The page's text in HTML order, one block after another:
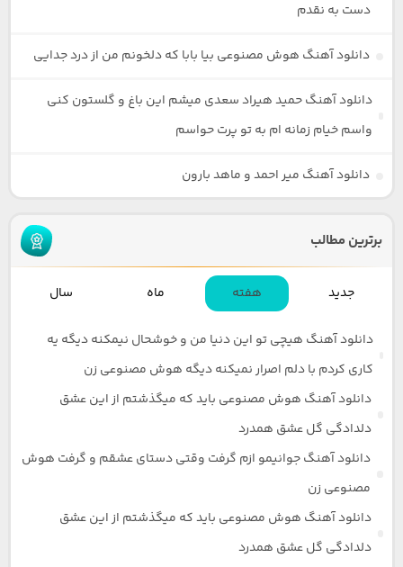
دست به نقدم
دانلود آهنگ هوش مصنوعی بیا بابا که دلخونم من از درد جدایی
دانلود آهنگ حمید هیراد سعدی میشم این باغ و گلستون کنی
واسم خیام زمانه ام به تو پرت حواسم
دانلود آهنگ میر احمد و ماهد بارون
برترین مطالب
جدید هفته ماه سال
دانلود آهنگ هیچی تو این دنیا من و خوشحال نیمکنه دیگه یه
کاری کردم با دلم اصرار نمیکنه دیگه هوش مصنوعی زن
دانلود آهنگ هوش مصنوعی باید که میگذشتم از این عشق
دلدادگی گل عشق همدرد
دانلود آهنگ جوانیمو ازم گرفت وقتی دستای عشقم و گرفت هوش
مصنوعی زن
دانلود آهنگ هوش مصنوعی باید که میگذشتم از این عشق
دلدادگی گل عشق همدرد